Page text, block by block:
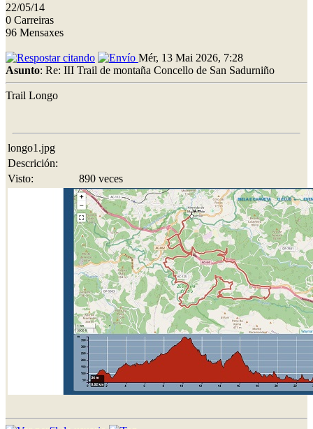
22/05/14
0 Carreiras
96 Mensaxes
Mér, 13 Mai 2026, 7:28
Asunto: Re: III Trail de montaña Concello de San Sadurniño
Trail Longo
longo1.jpg
Descrición:
Visto:
890 veces